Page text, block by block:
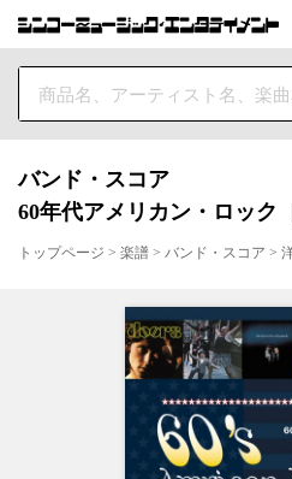
バンド・スコア
60年代アメリカン・ロック
トップページ > 楽譜 > バンド・スコア >